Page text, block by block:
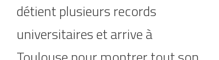
détient plusieurs records
universitaires et arrive à